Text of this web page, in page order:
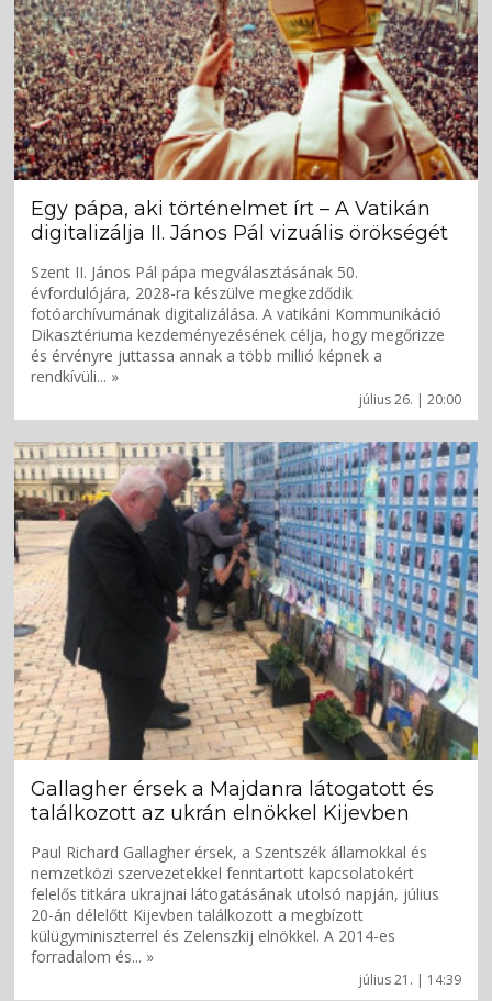
július 26. | 20:00
Egy pápa, aki történelmet írt – A Vatikán
digitalizálja II. János Pál vizuális örökségét
Szent II. János Pál pápa megválasztásának 50.
évfordulójára, 2028-ra készülve megkezdődik
fotóarchívumának digitalizálása. A vatikáni Kommunikáció
Dikasztériuma kezdeményezésének célja, hogy megőrizze
és érvényre juttassa annak a több millió képnek a
rendkívüli... »
július 21. | 14:39
Gallagher érsek a Majdanra látogatott és
találkozott az ukrán elnökkel Kijevben
Paul Richard Gallagher érsek, a Szentszék államokkal és
nemzetközi szervezetekkel fenntartott kapcsolatokért
felelős titkára ukrajnai látogatásának utolsó napján, július
20-án délelőtt Kijevben találkozott a megbízott
külügyminiszterrel és Zelenszkij elnökkel. A 2014-es
forradalom és... »